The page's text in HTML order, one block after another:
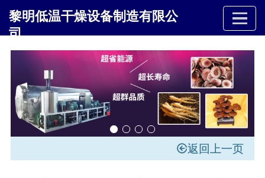
黎明低温干燥设备制造有限公
司
返回上一页